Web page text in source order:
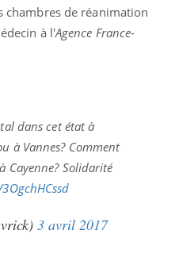
chambres de réanimation
à l'Agence France-
dans cet état à
à Vannes? Comment
Cayenne? Solidarité
3 avril 2017